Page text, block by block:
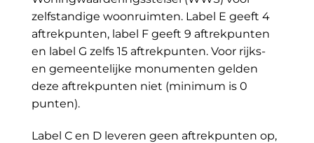
zelfstandige woonruimten. Label E geeft 4
aftrekpunten, label F geeft 9 aftrekpunten
en label G zelfs 15 aftrekpunten. Voor rijks-
en gemeentelijke monumenten gelden
deze aftrekpunten niet (minimum is 0
punten).
Label C en D leveren geen aftrekpunten op,